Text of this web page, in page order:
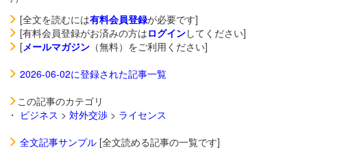
[全文を読むには有料会員登録が必要です]
[有料会員登録がお済みの方はログインしてください]
[メールマガジン（無料）をご利用ください]
2026-06-02に登録された記事一覧
この記事のカテゴリ
・ ビジネス > 対外交渉> ライセンス
全文記事サンプル[全文読める記事の一覧です]